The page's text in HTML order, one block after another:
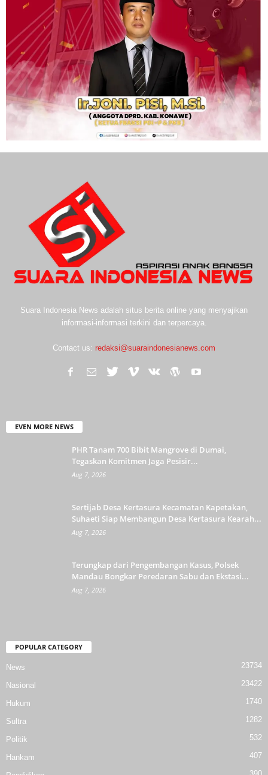
Suara Indonesia News adalah situs berita online yang menyajikan
informasi-informasi terkini dan terpercaya.
Contact us: redaksi@suaraindonesianews.com
EVEN MORE NEWS
PHR Tanam 700 Bibit Mangrove di Dumai,
Tegaskan Komitmen Jaga Pesisir...
Aug 7, 2026
Sertijab Desa Kertasura Kecamatan Kapetakan,
Suhaeti Siap Membangun Desa Kertasura Kearah...
Aug 7, 2026
Terungkap dari Pengembangan Kasus, Polsek
Mandau Bongkar Peredaran Sabu dan Ekstasi...
Aug 7, 2026
POPULAR CATEGORY
News 23734
Nasional 23422
Hukum 1740
Sultra 1282
Politik 532
Hankam 407